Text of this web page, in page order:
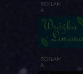
REKLAM
A
REKLAM
A